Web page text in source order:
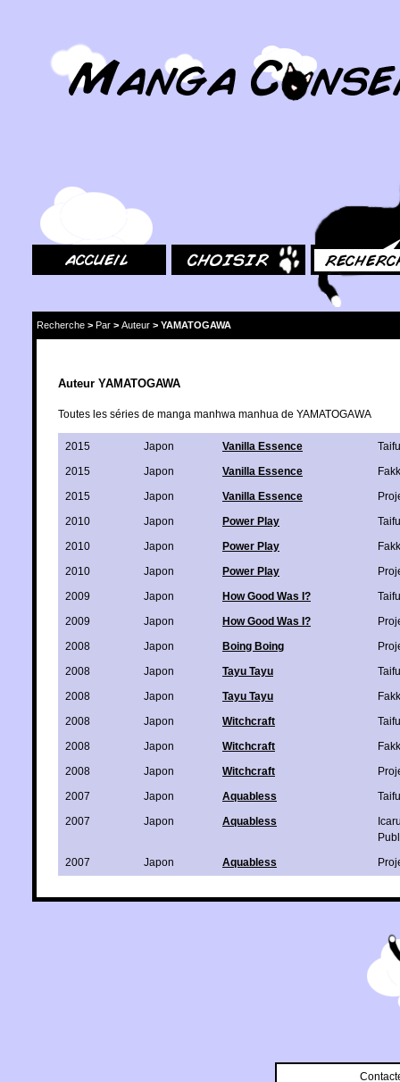
Recherche > Par > Auteur > YAMATOGAWA
Auteur YAMATOGAWA
Toutes les séries de manga manhwa manhua de YAMATOGAWA
2015 Japon Vanilla Essence
2015
Japon Vanilla Essence
2015
Japon Vanilla Essence
2010
Japon Power Play
2010
Japon Power Play
2010
Japon Power Play
2009
Japon How Good Was I?
2009
Japon How Good Was I?
2008
Japon Boing Boing
2008
Japon Tayu Tayu
2008
Japon Tayu Tayu
2008
Japon Witchcraft
2008
Japon Witchcraft
2008
Japon Witchcraft
2007
Japon Aquabless
2007
Japon Aquabless
2007
Japon Aquabless